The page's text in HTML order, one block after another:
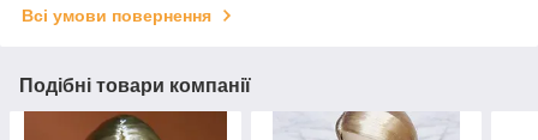
Всі умови повернення
Подібні товари компанії